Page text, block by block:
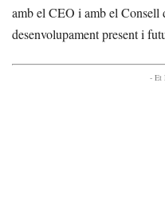
amb el CEO i amb el Consell
desenvolupament present i
- Et